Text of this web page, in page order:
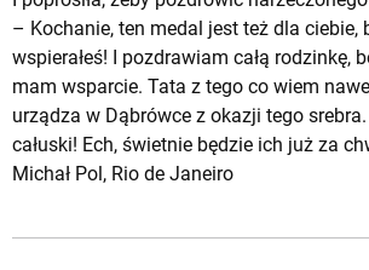
– Kochanie, ten medal jest też dla ciebie,
wspierałeś! I pozdrawiam całą rodzinkę,
mam wsparcie. Tata z tego co wiem
urządza w Dąbrówce z okazji tego
całuski! Ech, świetnie będzie ich już za
Michał Pol, Rio de Janeiro